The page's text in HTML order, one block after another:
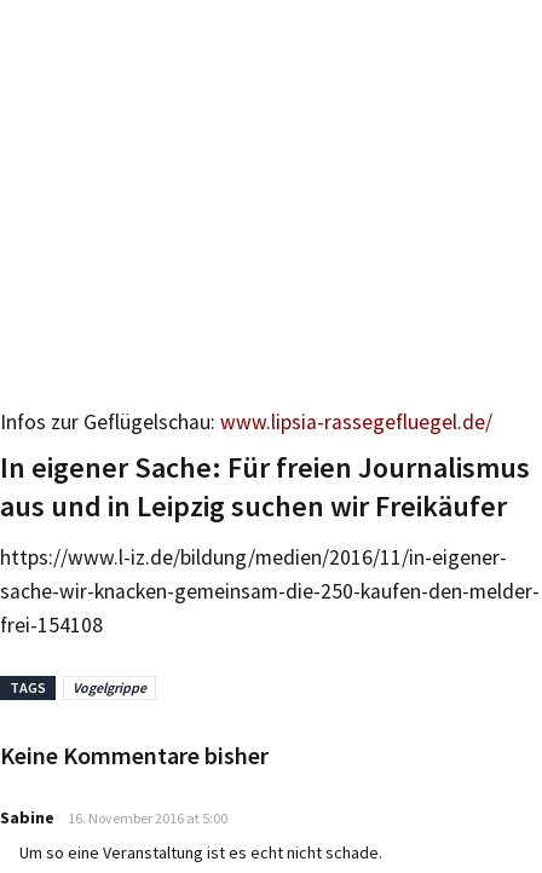
Infos zur Geflügelschau: www.lipsia-rassegefluegel.de/
In eigener Sache: Für freien Journalismus
aus und in Leipzig suchen wir Freikäufer
https://www.l-iz.de/bildung/medien/2016/11/in-eigener-
sache-wir-knacken-gemeinsam-die-250-kaufen-den-melder-
frei-154108
TAGS Vogelgrippe
Keine Kommentare bisher
Sabine says:
16. November 2016 at 5:00
Um so eine Veranstaltung ist es echt nicht schade.